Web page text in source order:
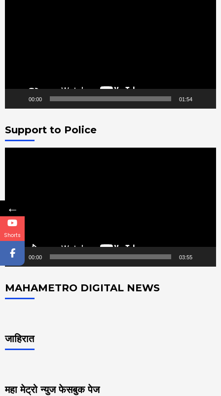
00:00 01:54
Support to Police
00:00 03:55
MAHAMETRO DIGITAL NEWS
जाहिरात
महा मेट्रो न्युज फेसबुक पेज
←
Shorts